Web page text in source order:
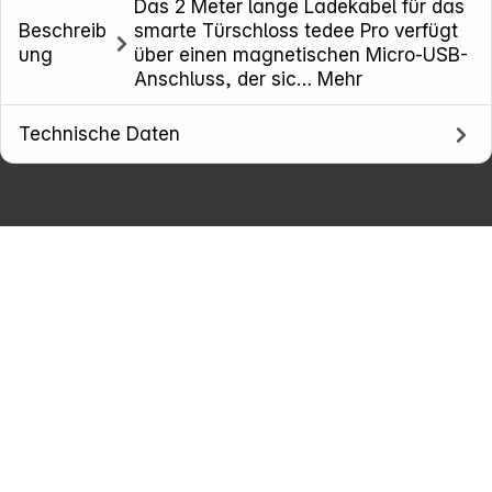
Beschreib
ung
Das 2 Meter lange Ladekabel für das
smarte Türschloss tedee Pro verfügt
über einen magnetischen Micro-USB-
Anschluss, der sic… Mehr
Technische Daten
Copyright © 2026Smartlock- Alle Rechte vorbehalten.